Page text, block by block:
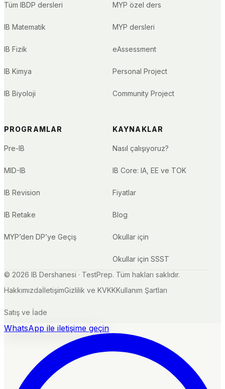
Tüm IBDP dersleri
IB Matematik
IB Fizik
IB Kimya
IB Biyoloji
MYP özel ders
MYP dersleri
eAssessment
Personal Project
Community Project
PROGRAMLAR
Pre-IB
MID-IB
IB Revision
IB Retake
MYP’den DP’ye Geçiş
KAYNAKLAR
Nasıl çalışıyoruz?
IB Core: IA, EE ve TOK
Fiyatlar
Blog
Okullar için
Okullar için SSST
© 2026 IB Dershanesi · TestPrep. Tüm hakları saklıdır.
HakkımızdaİletişimGizlilik ve KVKKKullanım Şartları
Satış ve İade
WhatsApp ile iletişime geçin